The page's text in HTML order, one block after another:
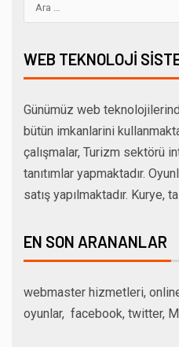
WEB TEKNOLOJI
Günümüz web
bütün imkanlarini
çalışmalar, Turizm sektörü
tanıtımlar yapmaktadır.
satış yapılmaktadır. Kurye,
EN SON ARANANLAR
webmaster hizmetleri,
oyunlar, facebook, twitter,